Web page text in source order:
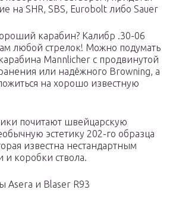
на SHR, SBS, Eurobolt либо Sauer
карабин? Калибр .30-06
любой стрелок! Можно подумать
Mannlicher с продвинутой
или надёжного Browning, а
на хорошо известную
почитают швейцарскую
эстетику 202-го образца
известна нестандартным
коробки ствола.
Asera и Blaser R93